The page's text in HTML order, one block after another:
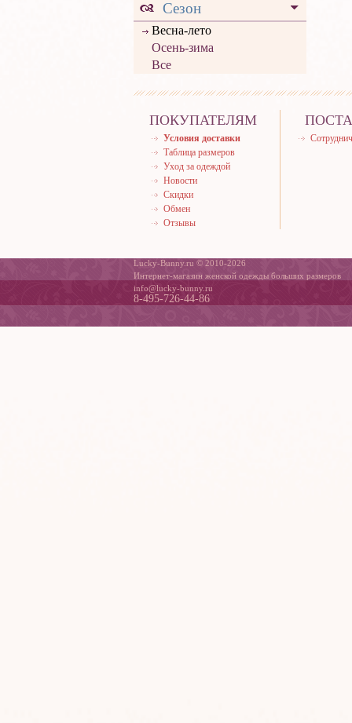
Сезон
Весна-лето
Осень-зима
Все
ПОКУПАТЕЛЯМ
Условия доставки
Таблица размеров
Уход за одеждой
Новости
Скидки
Обмен
Отзывы
Lucky-Bunny.ru © 2010-2026
Интернет-магазин женской одежды больших размеров
info@lucky-bunny.ru
8-495-726-44-86